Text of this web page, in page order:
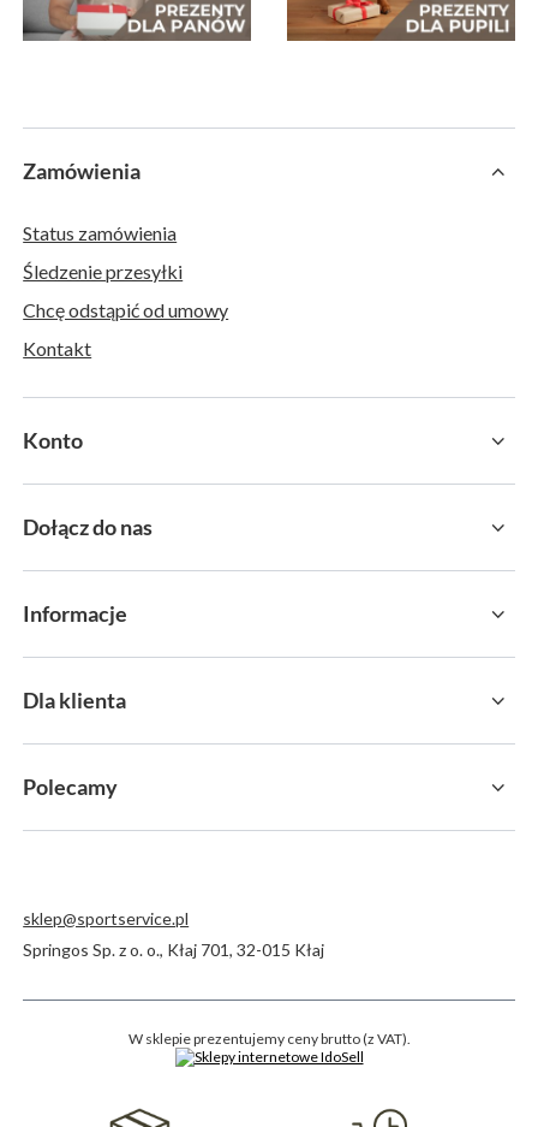
Zamówienia
Status zamówienia
Śledzenie przesyłki
Chcę odstąpić od umowy
Kontakt
Konto
Dołącz do nas
Informacje
Dla klienta
Polecamy
sklep@sportservice.pl
Springos Sp. z o. o., Kłaj 701,32-015 Kłaj
W sklepie prezentujemy ceny brutto (z VAT).